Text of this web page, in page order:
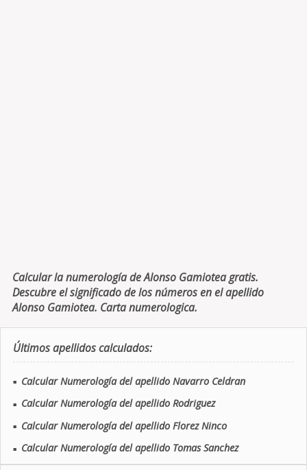
Calcular la numerología de Alonso Gamiotea gratis.
Descubre el significado de los números en el apellido
Alonso Gamiotea. Carta numerologica.
Últimos apellidos calculados:
■ Calcular Numerología del apellido Navarro Celdran
■ Calcular Numerología del apellido Rodriguez
■ Calcular Numerología del apellido Florez Ninco
■ Calcular Numerología del apellido Tomas Sanchez